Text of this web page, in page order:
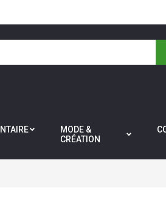
MODE &
CRÉATION